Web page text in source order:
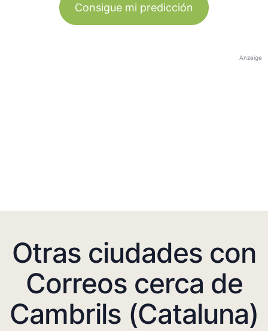
Consigue mi predicción
Anzeige
Otras ciudades con
Correos cerca de
Cambrils (Cataluna)